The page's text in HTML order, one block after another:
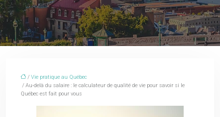
/ Vie pratique au Québec
/ Au-delà du salaire : le calculateur de qualité de vie pour savoir si le
Québec est fait pour vous